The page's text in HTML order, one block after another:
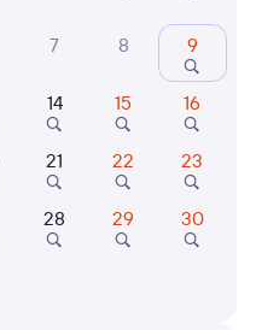
7 8 9
14 15 16
21 22 23
28 29 30